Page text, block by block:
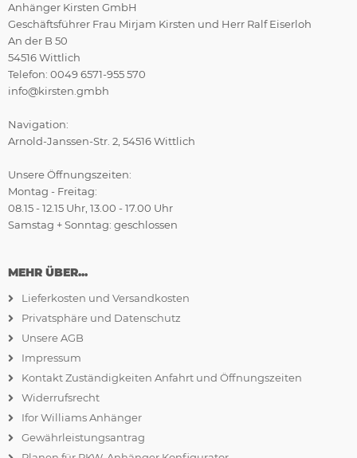
Anhänger Kirsten GmbH
Geschäftsführer Frau Mirjam Kirsten und Herr Ralf Eiserloh
An der B 50
54516 Wittlich
Telefon: 0049 6571-955 570
info@kirsten.gmbh
Navigation:
Arnold-Janssen-Str. 2, 54516 Wittlich
Unsere Öffnungszeiten:
Montag - Freitag:
08.15 - 12.15 Uhr, 13.00 - 17.00 Uhr
Samstag + Sonntag: geschlossen
MEHR ÜBER...
Lieferkosten und Versandkosten
Privatsphäre und Datenschutz
Unsere AGB
Impressum
Kontakt Zuständigkeiten Anfahrt und Öffnungszeiten
Widerrufsrecht
Ifor Williams Anhänger
Gewährleistungsantrag